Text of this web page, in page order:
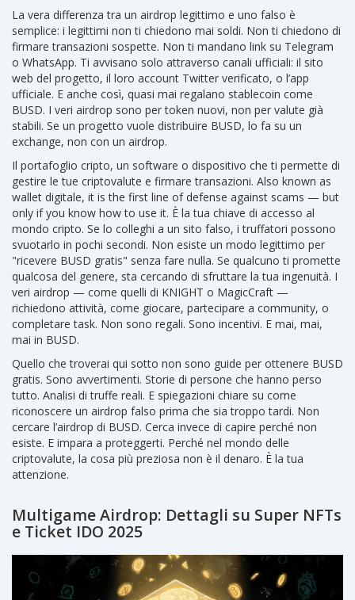
La vera differenza tra un airdrop legittimo e uno falso è
semplice: i legittimi non ti chiedono mai soldi. Non ti chiedono di
firmare transazioni sospette. Non ti mandano link su Telegram
o WhatsApp. Ti avvisano solo attraverso canali ufficiali: il sito
web del progetto, il loro account Twitter verificato, o l’app
ufficiale. E anche così, quasi mai regalano stablecoin come
BUSD. I veri airdrop sono per token nuovi, non per valute già
stabili. Se un progetto vuole distribuire BUSD, lo fa su un
exchange, non con un airdrop.
Il portafoglio cripto, un software o dispositivo che ti permette di
gestire le tue criptovalute e firmare transazioni. Also known as
wallet digitale, it is the first line of defense against scams — but
only if you know how to use it. È la tua chiave di accesso al
mondo cripto. Se lo colleghi a un sito falso, i truffatori possono
svuotarlo in pochi secondi. Non esiste un modo legittimo per
"ricevere BUSD gratis" senza fare nulla. Se qualcuno ti promette
qualcosa del genere, sta cercando di sfruttare la tua ingenuità. I
veri airdrop — come quelli di KNIGHT o MagicCraft —
richiedono attività, come giocare, partecipare a community, o
completare task. Non sono regali. Sono incentivi. E mai, mai,
mai in BUSD.
Quello che troverai qui sotto non sono guide per ottenere BUSD
gratis. Sono avvertimenti. Storie di persone che hanno perso
tutto. Analisi di truffe reali. E spiegazioni chiare su come
riconoscere un airdrop falso prima che sia troppo tardi. Non
cercare l’airdrop di BUSD. Cerca invece di capire perché non
esiste. E impara a proteggerti. Perché nel mondo delle
criptovalute, la cosa più preziosa non è il denaro. È la tua
attenzione.
Multigame Airdrop: Dettagli su Super NFTs
e Ticket IDO 2025